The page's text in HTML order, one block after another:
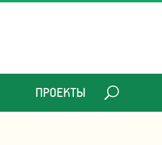
ПРОЕКТЫ